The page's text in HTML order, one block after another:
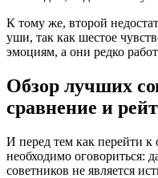
К тому же, второй
уши, так как шестое
эмоциям, а они редко
Обзор лучших
сравнение и
И перед тем как перейти
необходимо оговориться:
советников не является